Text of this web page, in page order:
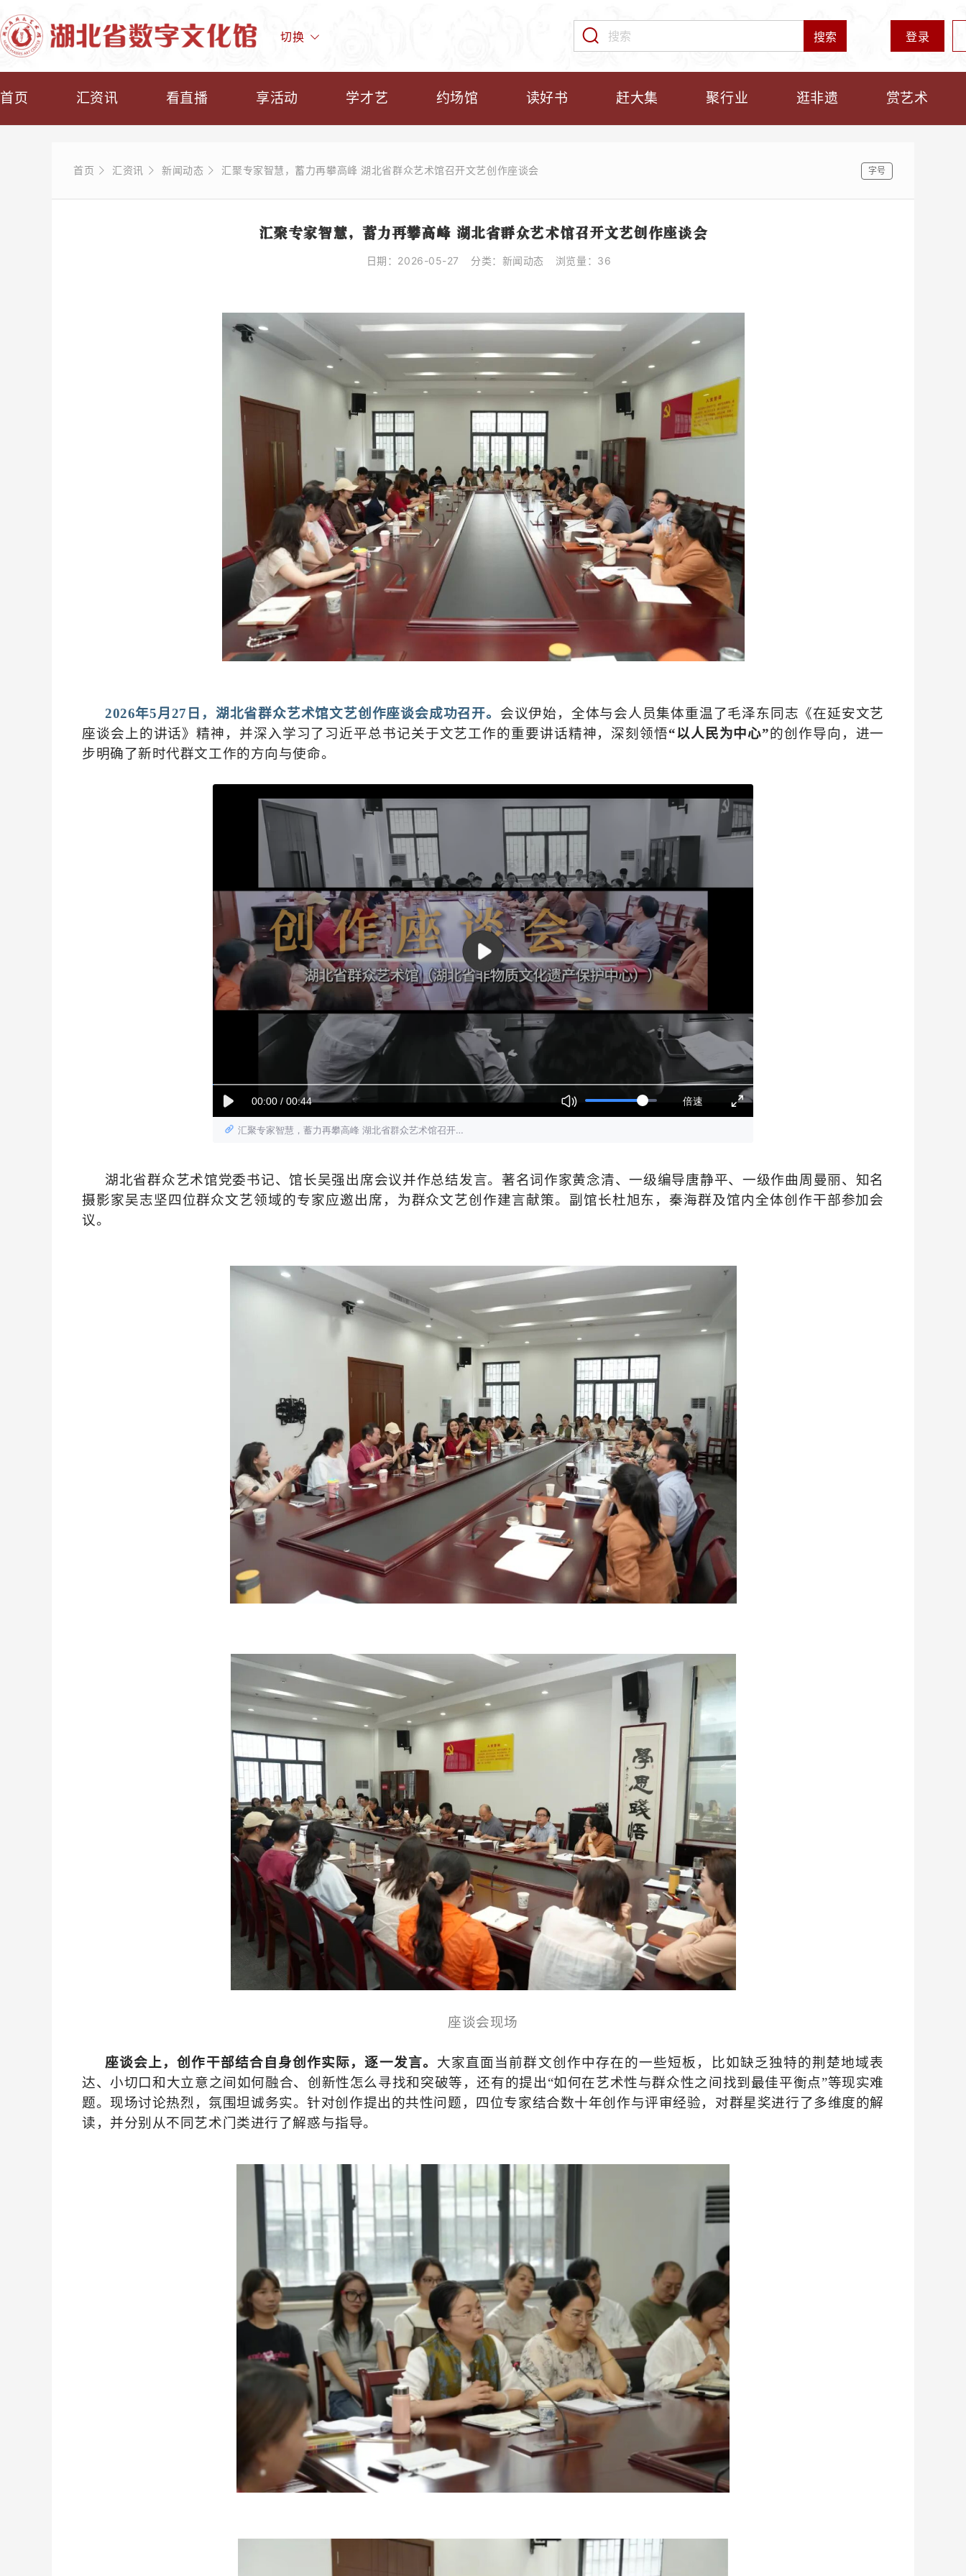
切换 登录
搜索
首页 汇资讯 看直播 享活动 学才艺 约场馆 读好书 赶大集 聚行业 逛非遗 赏艺术
首页 汇资讯 新闻动态 汇聚专家智慧，蓄力再攀高峰 湖北省群众艺术馆召开文艺创作座谈会 字号
汇聚专家智慧，蓄力再攀高峰 湖北省群众艺术馆召开文艺创作座谈会
日期：2026-05-27 分类：新闻动态 浏览量：36
2026年5月27日，湖北省群众艺术馆文艺创作座谈会成功召开。 会议伊始，全体与会人员集体重温了毛泽东同志《在延安文艺
座谈会上的讲话》精神，并深入学习了习近平总书记关于文艺工作的重要讲话精神，深刻领悟“以人民为中心”的创作导向，进一
步明确了新时代群文工作的方向与使命。
湖北省群众艺术馆党委书记、馆长吴强出席会议并作总结发言。著名词作家黄念清、一级编导唐静平、一级作曲周曼丽、知名
摄影家吴志坚四位群众文艺领域的专家应邀出席，为群众文艺创作建言献策。副馆长杜旭东，秦海群及馆内全体创作干部参加会
议。
座谈会现场
座谈会上，创作干部结合自身创作实际，逐一发言。 大家直面当前群文创作中存在的一些短板，比如缺乏独特的荆楚地域表
达、小切口和大立意之间如何融合、创新性怎么寻找和突破等，还有的提出“如何在艺术性与群众性之间找到最佳平衡点”等现实难
题。现场讨论热烈，氛围坦诚务实。针对创作提出的共性问题，四位专家结合数十年创作与评审经验，对群星奖进行了多维度的解
读，并分别从不同艺术门类进行了解惑与指导。